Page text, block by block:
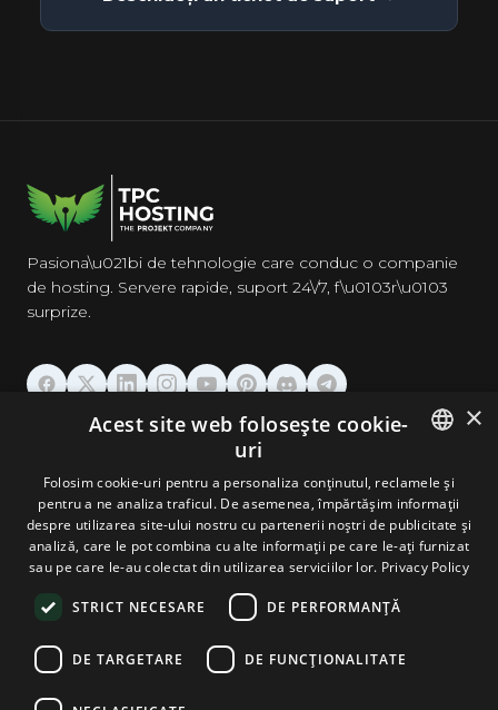
Pasiona\u021bi de tehnologie care conduc o companie
de hosting. Servere rapide, suport 24\/7, f\u0103r\u0103
surprize.
GĂZDUIRE
DOMENII & EMAIL
UNELTE & SECURITATE
COMPANIE
ENGLISH
GERMAN
ROMANIAN
×
Acest site web folosește cookie-
uri
Folosim cookie-uri pentru a personaliza conținutul, reclamele și
pentru a ne analiza traficul. De asemenea, împărtășim informații
despre utilizarea site-ului nostru cu partenerii noștri de publicitate și
analiză, care le pot combina cu alte informații pe care le-ați furnizat
sau pe care le-au colectat din utilizarea serviciilor lor. Privacy Policy
STRICT NECESARE DE PERFORMANȚĂ
DE TARGETARE DE FUNCŢIONALITATE